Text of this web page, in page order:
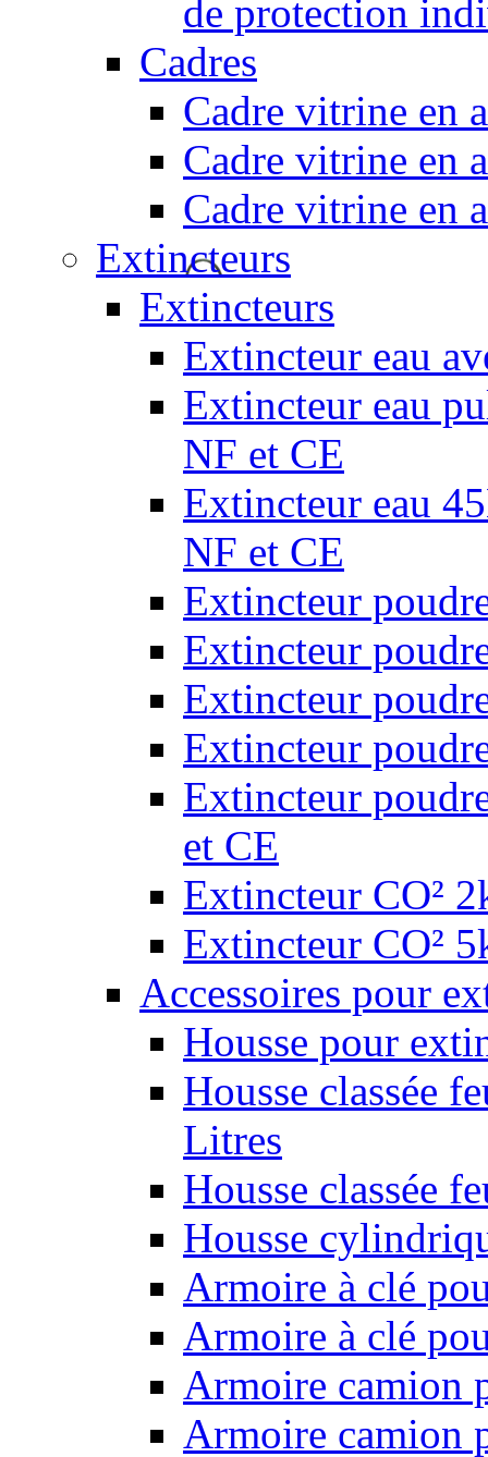
de protection
Cadres
Cadre vitrine en
Cadre vitrine en
Cadre vitrine en
Extincteurs
Extincteurs
Extincteur eau
Extincteur eau
NF et CE
Extincteur eau
NF et CE
Extincteur
Extincteur
Extincteur
Extincteur
Extincteur
et CE
Extincteur CO²
Extincteur CO²
Accessoires pour
Housse pour
Housse classée
Litres
Housse classée
Housse
Armoire à clé
Armoire à clé
Armoire camion
Armoire camion